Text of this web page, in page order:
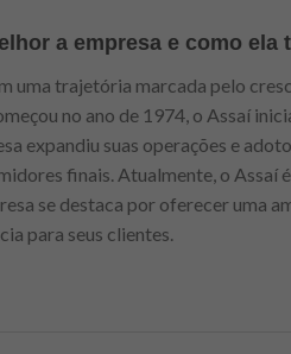
a empresa e como ela
uma trajetória marcada pelo
no ano de 1974, o Assaí
expandiu suas operações e
finais. Atualmente, o Assaí
se destaca por oferecer uma
para seus clientes.